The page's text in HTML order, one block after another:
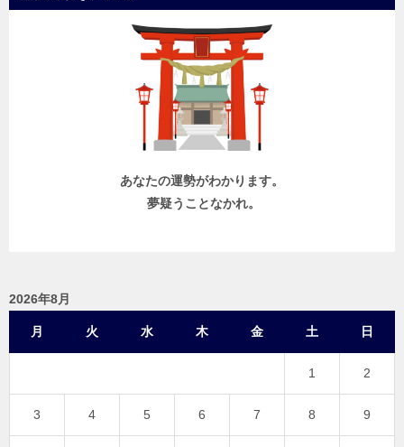
あなたの運勢がわかります。
夢疑うことなかれ。
2026年8月
月 火 水 木 金 土 日
1 2
3 4 5 6 7 8 9